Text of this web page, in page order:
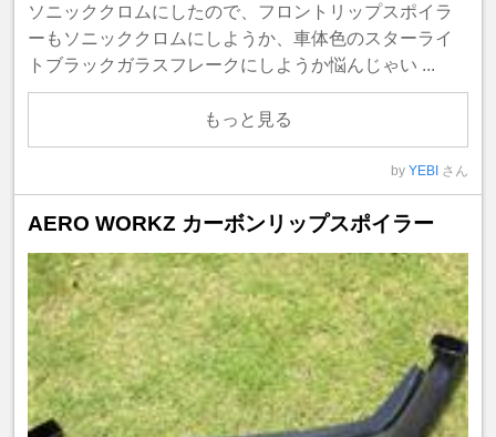
ソニッククロムにしたので、フロントリップスポイラ
ーもソニッククロムにしようか、車体色のスターライ
トブラックガラスフレークにしようか悩んじゃい ...
もっと見る
by YEBI さん
AERO WORKZ カーボンリップスポイラー